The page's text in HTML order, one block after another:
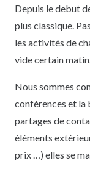
Depuis le debut
plus classique.
les activités de
vide certain
Nous sommes
conférences et la
partages de
éléments
prix …) elles se